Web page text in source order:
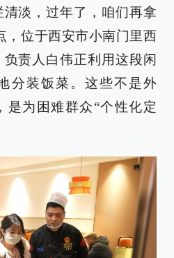
淡，过年了，咱们再拿
位于西安市小南门里西
责人白伟正利用这段闲
分装饭菜。这些不是外
是为困难群众“个性化定